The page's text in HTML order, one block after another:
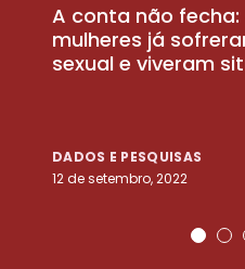
A conta não
mulheres já
sexual e viveram
DADOS E PESQUISAS
12 de setembro, 2022